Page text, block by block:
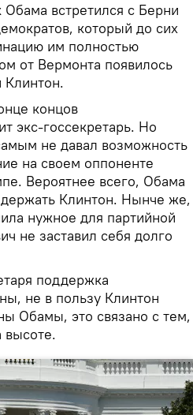
встретился с Берни
который до сих
им полностью
от Вермонта появилось
концов
экс-госсекретарь. Но
не давал возможность
на своем оппоненте
Вероятнее всего, Обама
Клинтон. Нынче же,
нужное для партийной
не заставил себя долго
поддержка
не в пользу Клинтон
Обамы, это связано с тем,
высоте.